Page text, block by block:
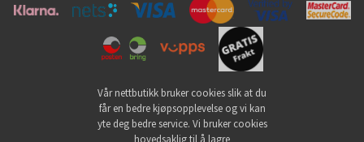
Vår nettbutikk bruker cookies slik at du
får en bedre kjøpsopplevelse og vi kan
yte deg bedre service. Vi bruker cookies